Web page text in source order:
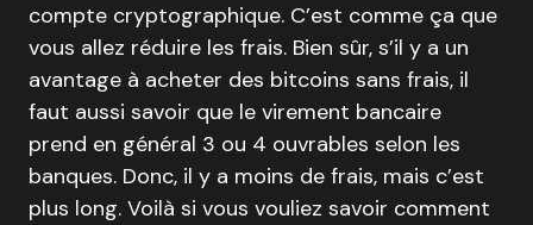
compte cryptographique. C’est comme ça que
vous allez réduire les frais. Bien sûr, s’il y a un
avantage à acheter des bitcoins sans frais, il
faut aussi savoir que le virement bancaire
prend en général 3 ou 4 ouvrables selon les
banques. Donc, il y a moins de frais, mais c’est
plus long. Voilà si vous vouliez savoir comment